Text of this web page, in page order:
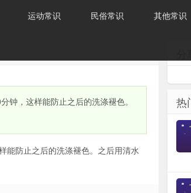
运动常识 民俗常识 其他常识
钟，这样能防止之后的洗涤褪色。
能防止之后的洗涤褪色。之后用清水
热